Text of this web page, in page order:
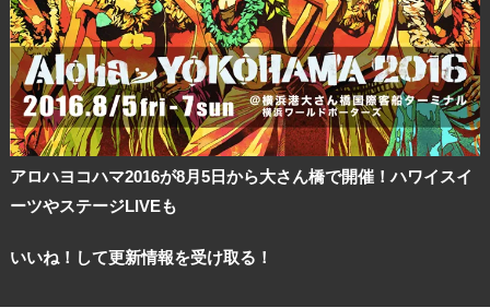
アロハヨコハマ2016が8月5日から大さん橋で開催！ハワイスイ
ーツやステージLIVEも
いいね！して更新情報を受け取る！